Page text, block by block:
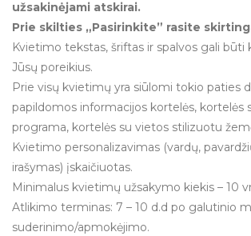
užsakinėjami atskirai.
Prie skilties „Pasirinkite” rasite
Kvietimo tekstas, šriftas ir spalvos gali būti
Jūsų poreikius.
Prie visų kvietimų yra siūlomi tokio paties
papildomos informacijos kortelės, kortelės
programa, kortelės su vietos stilizuotu
Kvietimo personalizavimas (vardų,
irašymas) įskaičiuotas.
Minimalus kvietimų užsakymo kiekis – 10
Atlikimo terminas: 7 – 10 d.d po galutinio
suderinimo/apmokėjimo.